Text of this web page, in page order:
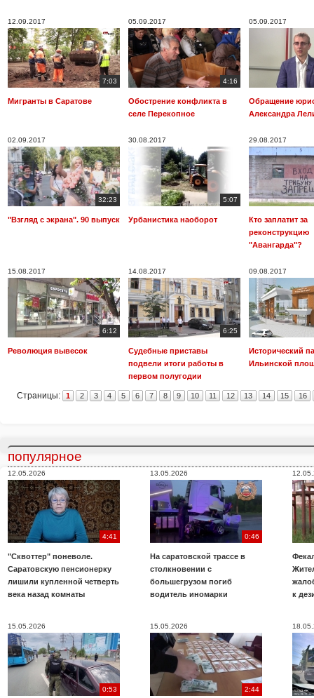
12.09.2017
7:03
Мигранты в Саратове
05.09.2017
4:16
Обострение конфликта в
селе Перекопное
05.09.2017
Обращение
Александра
02.09.2017
32:23
"Взгляд с экрана". 90 выпуск
30.08.2017
5:07
Урбанистика наоборот
29.08.2017
Кто заплатит за
реконструкцию
"Авангарда"?
15.08.2017
6:12
Революция вывесок
14.08.2017
6:25
Судебные приставы
подвели итоги работы в
первом полугодии
09.08.2017
Исторический
Ильинской
Страницы: 1 2 3 4 5 6 7 8 9 10 11 12 13 14 15 16
популярное
12.05.2026
4:41
"Сквоттер" поневоле.
Саратовскую пенсионерку
лишили купленной четверть
века назад комнаты
13.05.2026
0:46
На саратовской трассе в
столкновении с
большегрузом погиб
водитель иномарки
к
15.05.2026
0:53
15.05.2026
2:44